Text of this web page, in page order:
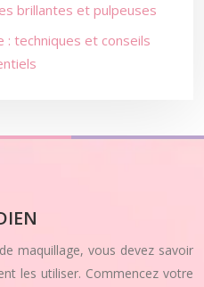
brillantes et pulpeuses
: techniques et conseils
maquillage, vous devez savoir
les utiliser. Commencez votre